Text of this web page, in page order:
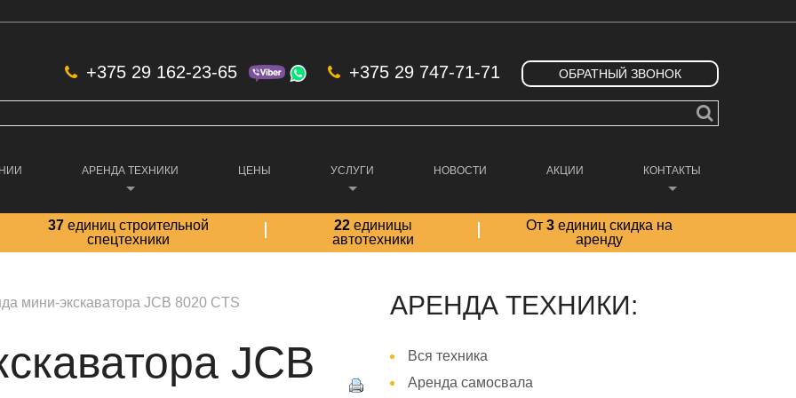
+375 29 162-23-65 +375 29 747-71-71 ОБРАТНЫЙ ЗВОНОК
АРЕНДА ТЕХНИКИ ЦЕНЫ УСЛУГИ НОВОСТИ АКЦИИ КОНТАКТЫ
37единиц строительной
спецтехники
22 единицы
автотехники
От3 единиц скидка на
аренду
мини-экскаватора JCB 8020 CTS
JCB
АРЕНДА ТЕХНИКИ:
Вся техника
Аренда самосвала